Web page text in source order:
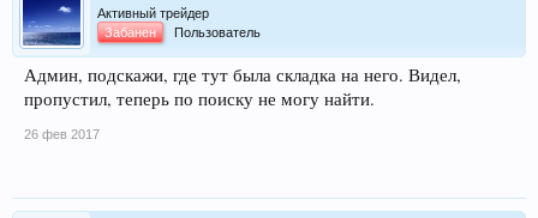
Активный трейдер
Забанен
Пользователь
Админ, подскажи, где тут была складка на него. Видел,
пропустил, теперь по поиску не могу найти.
26 фев 2017